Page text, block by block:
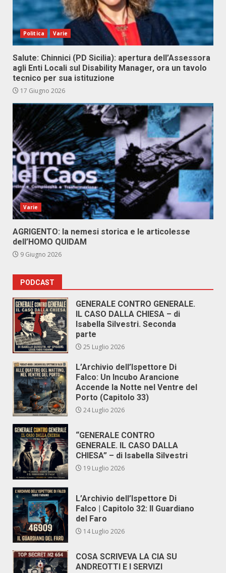
Politica Varie
Salute: Chinnici (PD Sicilia): apertura dell’Assessora
agli Enti Locali sul Disability Manager, ora un tavolo
tecnico per sua istituzione
17 Giugno 2026
Varie
AGRIGENTO: la nemesi storica e le articolesse
dell’HOMO QUIDAM
9 Giugno 2026
PODCAST
GENERALE CONTRO GENERALE.
IL CASO DALLA CHIESA – di
Isabella Silvestri. Seconda
parte
25 Luglio 2026
L’Archivio dell’Ispettore Di
Falco: Un Incubo Arancione
Accende la Notte nel Ventre del
Porto (Capitolo 33)
24 Luglio 2026
“GENERALE CONTRO
GENERALE. IL CASO DALLA
CHIESA” – di Isabella Silvestri
19 Luglio 2026
L’Archivio dell’Ispettore Di
Falco | Capitolo 32: Il Guardiano
del Faro
14 Luglio 2026
COSA SCRIVEVA LA CIA SU
ANDREOTTI E I SERVIZI